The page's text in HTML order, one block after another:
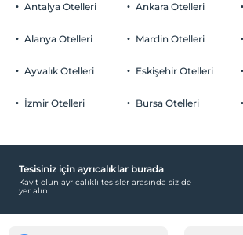
Otopark
Ücretsiz Özel Otopark
Yiyecek & İçecek
2 yaşına kadar olan bebekler ücretsizdir.
Antalya Otelleri
Alanya Otelleri
Ayvalık Otelleri
İzmir Otelleri
Ankara Otelleri
Mardin Otelleri
Eskişehir Otelleri
Bursa Otelleri
Tesisiniz için ayrıcalıklar burada
Kayıt olun ayrıcalıklı tesisler arasında siz de
yer alın